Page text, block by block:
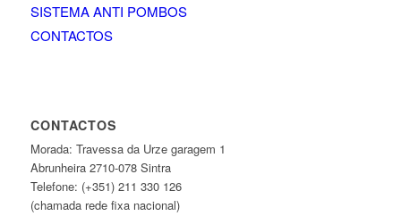
SISTEMA ANTI POMBOS
CONTACTOS
CONTACTOS
Morada: Travessa da Urze garagem 1
Abrunheira 2710-078 Sintra
Telefone: (+351) 211 330 126
(chamada rede fixa nacional)